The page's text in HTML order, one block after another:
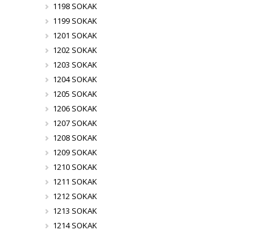
1198 SOKAK
1199 SOKAK
1201 SOKAK
1202 SOKAK
1203 SOKAK
1204 SOKAK
1205 SOKAK
1206 SOKAK
1207 SOKAK
1208 SOKAK
1209 SOKAK
1210 SOKAK
1211 SOKAK
1212 SOKAK
1213 SOKAK
1214 SOKAK